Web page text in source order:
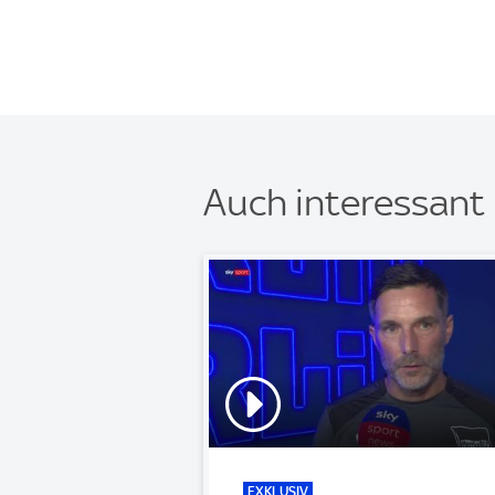
Auch interessant
EXKLUSIV